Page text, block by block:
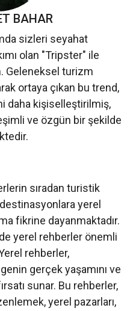
BAHAR
sizleri seyahat
olan "Tripster" ile
Geleneksel turizm
ortaya çıkan bu trend,
daha kişiselleştirilmiş,
ve özgün bir şekilde
sıradan turistik
yerel
fikrine dayanmaktadır.
yerel rehberler önemli
rehberler,
gerçek yaşamını ve
sunar. Bu rehberler,
yerel pazarları,